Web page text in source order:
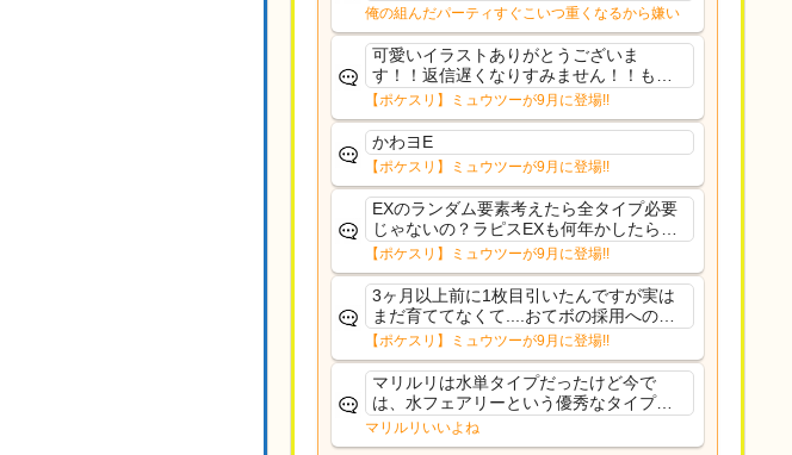
俺の組んだパーティすぐこいつ重くなるから嫌い
可愛いイラストありがとうございま
す！！返信遅くなりすみません！！もう
少ししたら通常再開できます！
【ポケスリ】ミュウツーが9月に登場!!
かわヨE
【ポケスリ】ミュウツーが9月に登場!!
EXのランダム要素考えたら全タイプ必要
じゃないの？ラピスEXも何年かしたら来
るだろうし後から厳選したい育てたいっ
て思ってもどうにもならないのがこのゲ
ームだしな
【ポケスリ】ミュウツーが9月に登場!!
3ヶ月以上前に1枚目引いたんですが実は
まだ育ててなくて....おてボの採用への影
響は勉強になります。ありがとうござい
ますオイルはだいぶ強めのABBレントラ
ーいて芋の方が不安なんで1枚目にしよう
かなと思...
【ポケスリ】ミュウツーが9月に登場!!
マリルリは水単タイプだったけど今で
は、水フェアリーという優秀なタイプだ
な、後特性力持ちって見た目と全然違う
な
マリルリいいよね